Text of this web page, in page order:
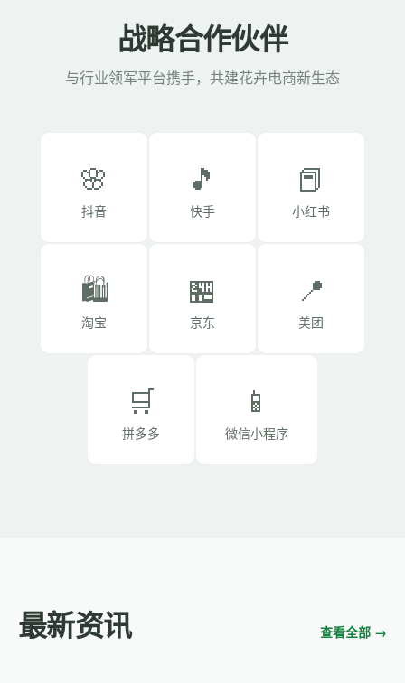
战略合作伙伴
与行业领军平台携手，共建花卉电商新生态
🌸
抖音
🎵
快手
📕
小红书
🛍️
淘宝
🏪
京东
📍
美团
🛒
拼多多
📱
微信小程序
最新资讯 查看全部 →